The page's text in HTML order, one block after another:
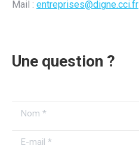
Mail : entreprises@digne.cci.fr
Une question ?
Nom *
E-mail *